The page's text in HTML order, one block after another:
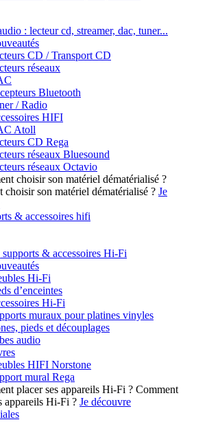
: lecteur cd, streamer, dac, tuner...
CD / Transport CD
réseaux
Bluetooth
/ Radio
HIFI
Atoll
CD Rega
réseaux Bluesound
réseaux Octavio
choisir son matériel dématérialisé ? Je
& accessoires hifi
& accessoires Hi-Fi
Hi-Fi
d’enceintes
Hi-Fi
muraux pour platines vinyles
pieds et découplages
audio
HIFI Norstone
mural Rega
Comment
appareils Hi-Fi ? Je découvre